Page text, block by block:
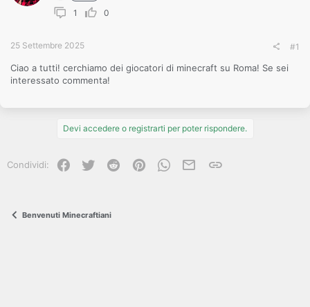
1 0
25 Settembre 2025 #1
Ciao a tutti! cerchiamo dei giocatori di minecraft su Roma! Se sei
interessato commenta!
Devi accedere o registrarti per poter rispondere.
Condividi: Facebook
Twitter Reddit PinterestWhatsApp
e-mailLink
Benvenuti Minecraftiani